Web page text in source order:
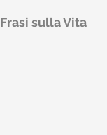
Frasi sulla Vita